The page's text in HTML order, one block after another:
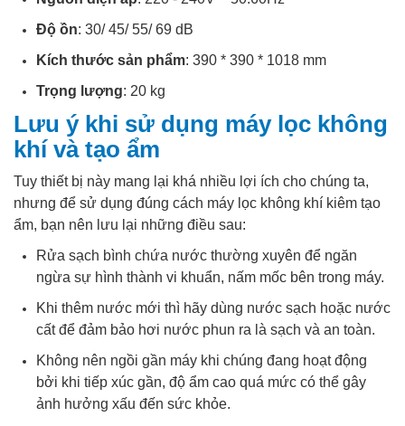
Độ ồn: 30/ 45/ 55/ 69 dB
Kích thước sản phẩm: 390 * 390 * 1018 mm
Trọng lượng: 20 kg
Lưu ý khi sử dụng máy lọc không
khí và tạo ẩm
Tuy thiết bị này mang lại khá nhiều lợi ích cho chúng ta,
nhưng để sử dụng đúng cách máy lọc không khí kiêm tạo
ẩm, bạn nên lưu lại những điều sau:
Rửa sạch bình chứa nước thường xuyên để ngăn
ngừa sự hình thành vi khuẩn, nấm mốc bên trong máy.
Khi thêm nước mới thì hãy dùng nước sạch hoặc nước
cất để đảm bảo hơi nước phun ra là sạch và an toàn.
Không nên ngồi gần máy khi chúng đang hoạt động
bởi khi tiếp xúc gần, độ ẩm cao quá mức có thể gây
ảnh hưởng xấu đến sức khỏe.